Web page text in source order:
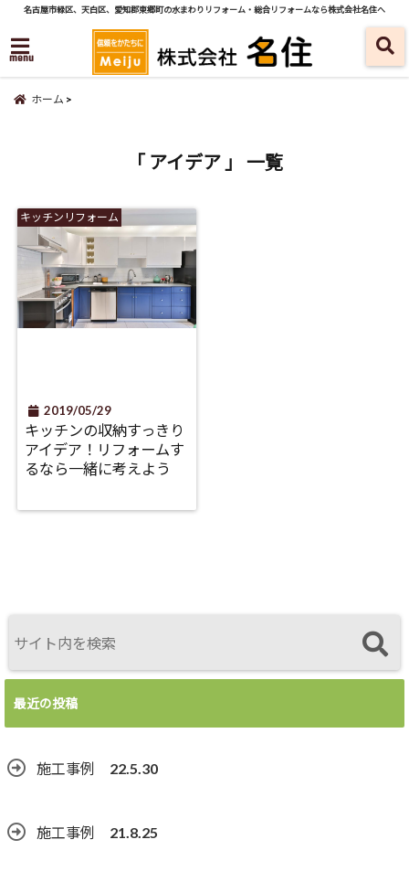
名古屋市緑区、天白区、愛知郡東郷町の水まわりリフォーム・総合リフォームなら株式会社名住へ
menu
ホーム
「 アイデア 」 一覧
キッチンリフォーム
2019/05/29
キッチンの収納すっきり
アイデア！リフォームす
るなら一緒に考えよう
最近の投稿
施工事例 22.5.30
施工事例 21.8.25